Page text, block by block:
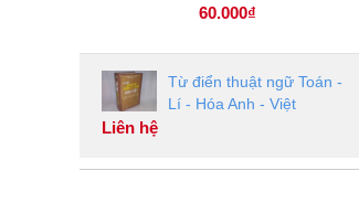
60.000₫
Từ điển thuật ngữ Toán -
Lí - Hóa Anh - Việt
Liên hệ